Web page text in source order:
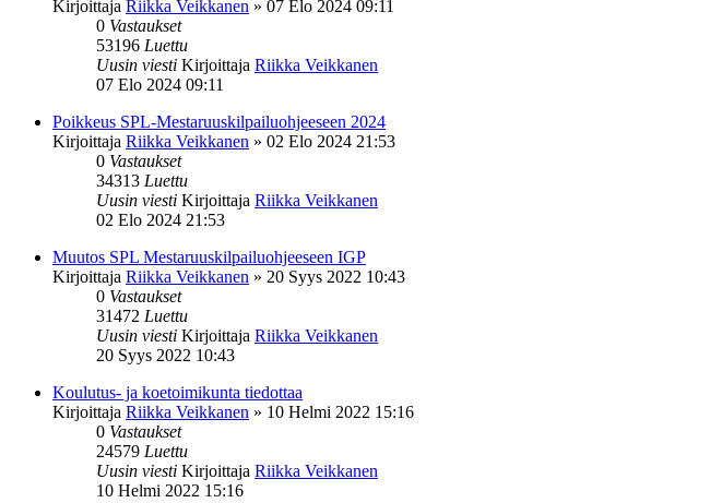
Kirjoittaja Riikka Veikkanen » 07 Elo 2024 09:11
0 Vastaukset
53196 Luettu
Uusin viesti Kirjoittaja Riikka Veikkanen
07 Elo 2024 09:11
Poikkeus SPL-Mestaruuskilpailuohjeeseen 2024
Kirjoittaja Riikka Veikkanen » 02 Elo 2024 21:53
0 Vastaukset
34313 Luettu
Uusin viesti Kirjoittaja Riikka Veikkanen
02 Elo 2024 21:53
Muutos SPL Mestaruuskilpailuohjeeseen IGP
Kirjoittaja Riikka Veikkanen » 20 Syys 2022 10:43
0 Vastaukset
31472 Luettu
Uusin viesti Kirjoittaja Riikka Veikkanen
20 Syys 2022 10:43
Koulutus- ja koetoimikunta tiedottaa
Kirjoittaja Riikka Veikkanen » 10 Helmi 2022 15:16
0 Vastaukset
24579 Luettu
Uusin viesti Kirjoittaja Riikka Veikkanen
10 Helmi 2022 15:16